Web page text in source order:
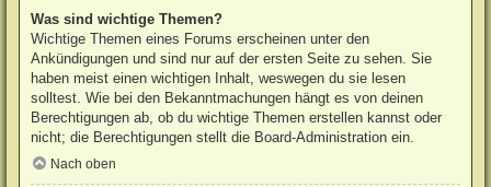
Was sind wichtige Themen?
Wichtige Themen eines Forums erscheinen unter den
Ankündigungen und sind nur auf der ersten Seite zu sehen. Sie
haben meist einen wichtigen Inhalt, weswegen du sie lesen
solltest. Wie bei den Bekanntmachungen hängt es von deinen
Berechtigungen ab, ob du wichtige Themen erstellen kannst oder
nicht; die Berechtigungen stellt die Board-Administration ein.
Nach oben